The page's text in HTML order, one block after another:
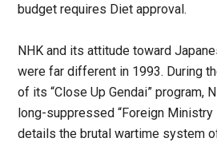
budget requires Diet approval.
NHK and its attitude toward
were far different in 1993. During
of its “Close Up Gendai” program,
long-suppressed “Foreign Ministry
details the brutal wartime system